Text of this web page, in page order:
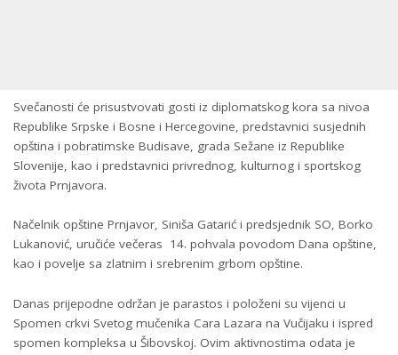
Svečanosti će prisustvovati gosti iz diplomatskog kora sa nivoa
Republike Srpske i Bosne i Hercegovine, predstavnici susjednih
opština i pobratimske Budisave, grada Sežane iz Republike
Slovenije, kao i predstavnici privrednog, kulturnog i sportskog
života Prnjavora.
Načelnik opštine Prnjavor, Siniša Gatarić i predsjednik SO, Borko
Lukanović, uručiće večeras 14. pohvala povodom Dana opštine,
kao i povelje sa zlatnim i srebrenim grbom opštine.
Danas prijepodne održan je parastos i položeni su vijenci u
Spomen crkvi Svetog mučenika Cara Lazara na Vučijaku i ispred
spomen kompleksa u Šibovskoj. Ovim aktivnostima odata je